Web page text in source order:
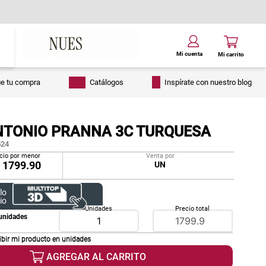
tu compra Catálogos Inspírate con nuestro blog
PRANNA 3C TURQUESA
por menor
1799.90
Venta por
UN
Unidades Precio total
mi producto en unidades
AGREGAR AL CARRITO